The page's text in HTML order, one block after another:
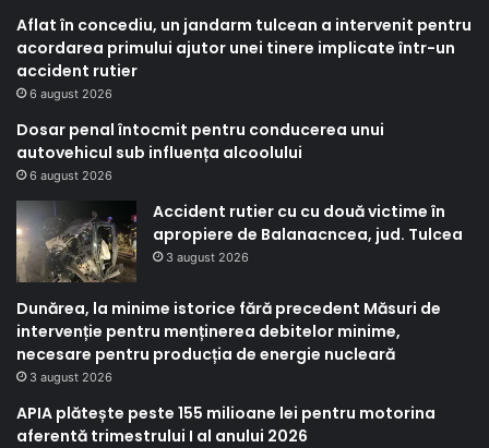
Aflat în concediu, un jandarm tulcean a intervenit pentru
acordarea primului ajutor unei tinere implicate într-un
accident rutier
6 august 2026
Dosar penal întocmit pentru conducerea unui
autovehicul sub influența alcoolului
6 august 2026
Accident rutier cu cu două victime în
apropiere de Balanacncea, jud. Tulcea
3 august 2026
Dunărea, la minime istorice fără precedent Măsuri de
intervenție pentru menținerea debitelor minime,
necesare pentru producția de energie nucleară
3 august 2026
APIA plătește peste 155 milioane lei pentru motorina
aferentă trimestrului I al anului 2026